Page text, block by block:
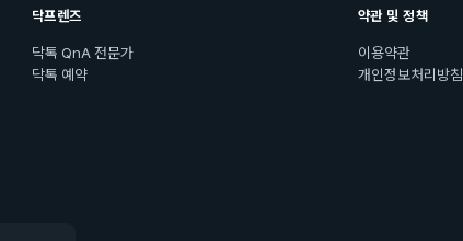
닥프렌즈
닥톡 QnA 전문가
닥톡 예약
약관 및 정책
이용약관
개인정보처리방침